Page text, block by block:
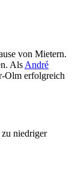
von Mietern.
AlsAndré
Olm erfolgreich
niedriger